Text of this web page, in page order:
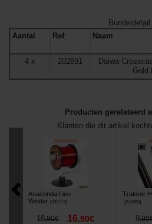
Bundeldetail
Aantal
Ref
Naam
4x 202691
Daiwa
Gold
Producten gerelateerd
Klanten die dit artikel
Anaconda Line
Winder [232777]
18,90€ 16,90€
Trakker
[231895]
9,90